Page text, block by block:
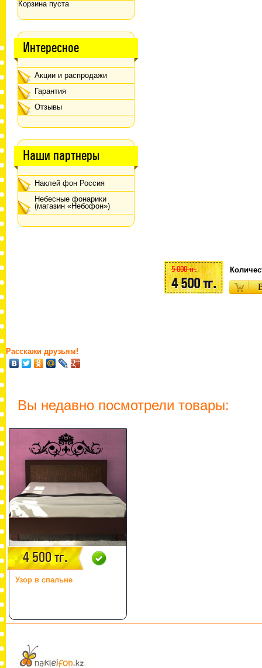
Корзина пуста
Интересное
Акции и распродажи
Гарантия
Отзывы
Наши партнеры
Наклей фон Россия
Небесные фонарики
(магазин «Небофон»)
5 000 тг.
4 500 тг.
Расскажи друзьям!
Вы недавно посмотрели товары:
4 500 тг.
Узор в спальне